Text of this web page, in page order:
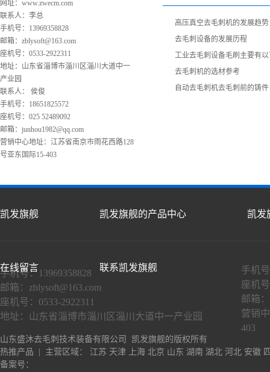
网址：www.zwecm.com
联系人：李总
手机号：13969358828
邮箱： zblysoft@163.com
座机号：0533-2922311
地址：山东省淄博市淄川区淄川大道中一
产业园
联系人： 侯俊
手机号：18651825572
座机号：025 52489092
邮箱： junhou1982@qq.com
营销中心地址：江苏省南京市雨花西路128
号亚东国际15-403
高压真空去毛刺机的发展趋势
去毛刺设备的发展历程
工业去毛刺设备毛刷主要有
去毛刺机的选材参考
自动去毛刺机去毛刺前的铸件
凯发旗舰 凯发旗舰的产品中心 凯发
在线留言 联系凯发旗舰
手机号：13969358828
邮箱： zblysoft@163.com
座机号：0533-2922311
地址：山东省淄博市淄川区淄川大道中一产业园
手机
座机
邮箱：
营销
403
山东盛沐去毛刺技术装备有限公司 凯发旗舰的版权所有
热推产品 | 主营区域： 江苏 天津 上海 北京 山东 湖南 湖北 河北 安徽
备案号：